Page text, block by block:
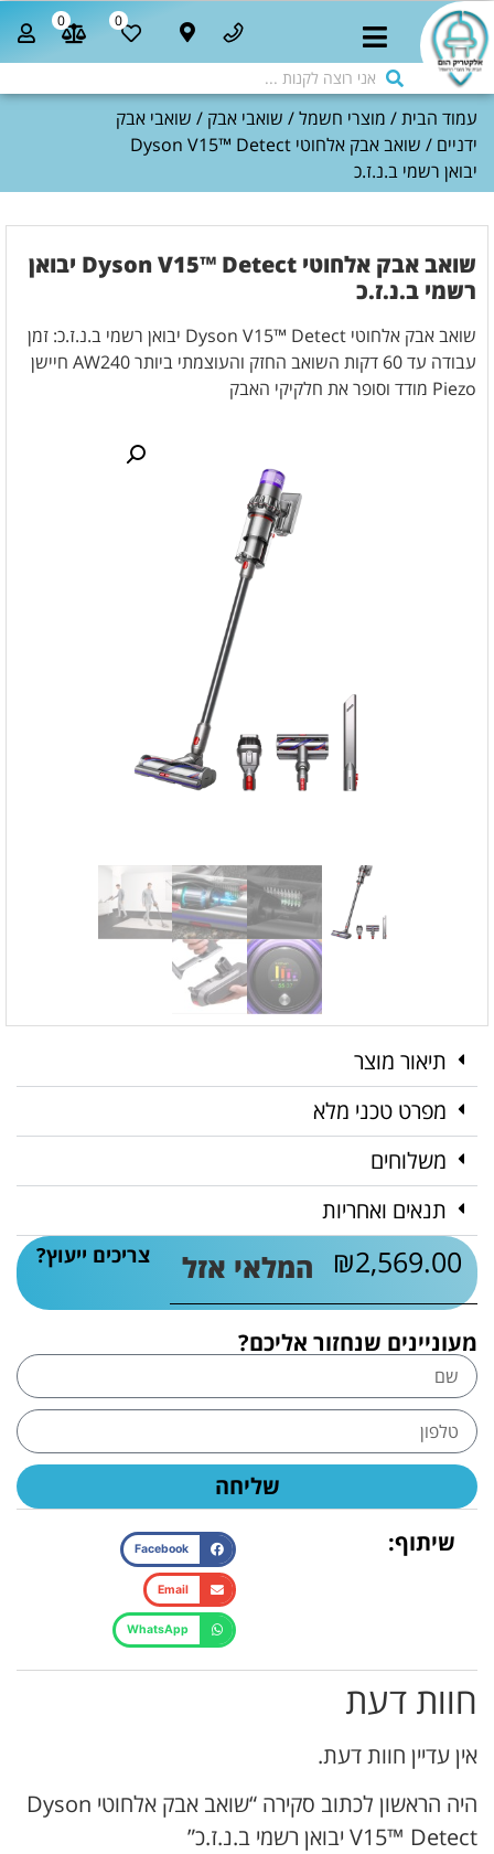
0
0
עמוד הבית/ מוצרי חשמל/ שואבי אבק / שואבי אבק
ידניים
/ שואב אבק אלחוטי Dyson V15™ Detect
יבואן רשמי ב.נ.ז.כ
תיאור מוצר
מפרט טכני מלא
משלוחים
תנאים ואחריות
₪2,569.00 המלאי אזל צריכים ייעוץ?
מעוניינים שנחזור אליכם?
שליחה
שיתוף:
Facebook
Email
WhatsApp
חוות דעת
אין עדיין חוות דעת.
היה הראשון לכתוב סקירה “שואב אבק אלחוטי Dyson
V15™ Detect יבואן רשמי ב.נ.ז.כ”
שואב אבק אלחוטי Dyson V15™ Detect יבואן
רשמי ב.נ.ז.כ
שואב אבק אלחוטי Dyson V15™ Detect יבואן רשמי ב.נ.ז.כ: זמן
עבודה עד 60 דקות השואב החזק והעוצמתי ביותר AW240 חיישן
Piezo מודד וסופר את חלקיקי האבק